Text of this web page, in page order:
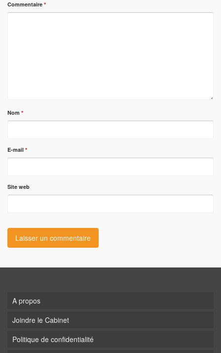
Commentaire *
Nom *
E-mail *
Site web
A propos
Joindre le Cabinet
Politique de confidentialité